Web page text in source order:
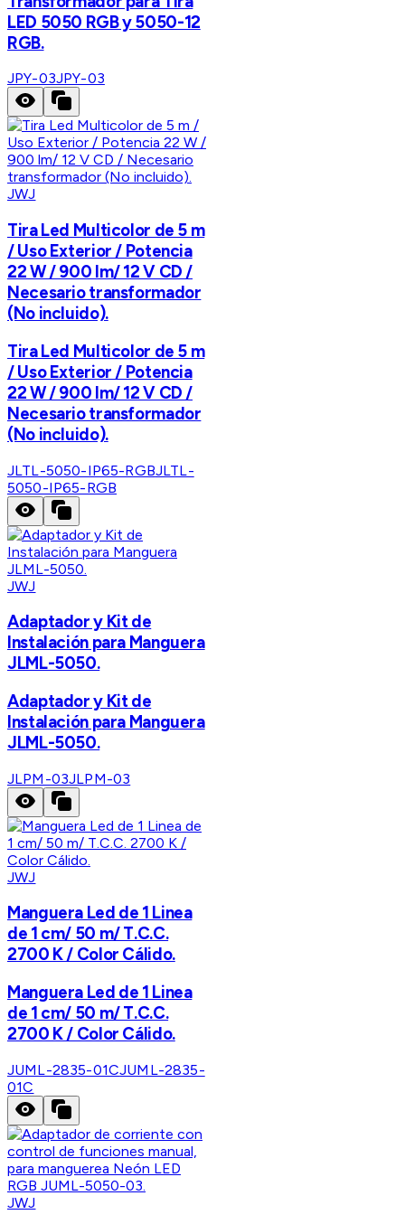
LED 5050 RGB y 5050-12
RGB.
JPY-03JPY-03
JWJ
Tira Led Multicolor de 5 m
/ Uso Exterior / Potencia
22 W / 900 lm/ 12 V CD /
Necesario transformador
(No incluido).
Tira Led Multicolor de 5 m
/ Uso Exterior / Potencia
22 W / 900 lm/ 12 V CD /
Necesario transformador
(No incluido).
JLTL-5050-IP65-RGBJLTL-
5050-IP65-RGB
JWJ
Adaptador y Kit de
Instalación para Manguera
JLML-5050.
Adaptador y Kit de
Instalación para Manguera
JLML-5050.
JLPM-03JLPM-03
JWJ
Manguera Led de 1 Linea
de 1 cm/ 50 m/ T.C.C.
2700 K / Color Cálido.
Manguera Led de 1 Linea
de 1 cm/ 50 m/ T.C.C.
2700 K / Color Cálido.
JUML-2835-01CJUML-2835-
01C
JWJ